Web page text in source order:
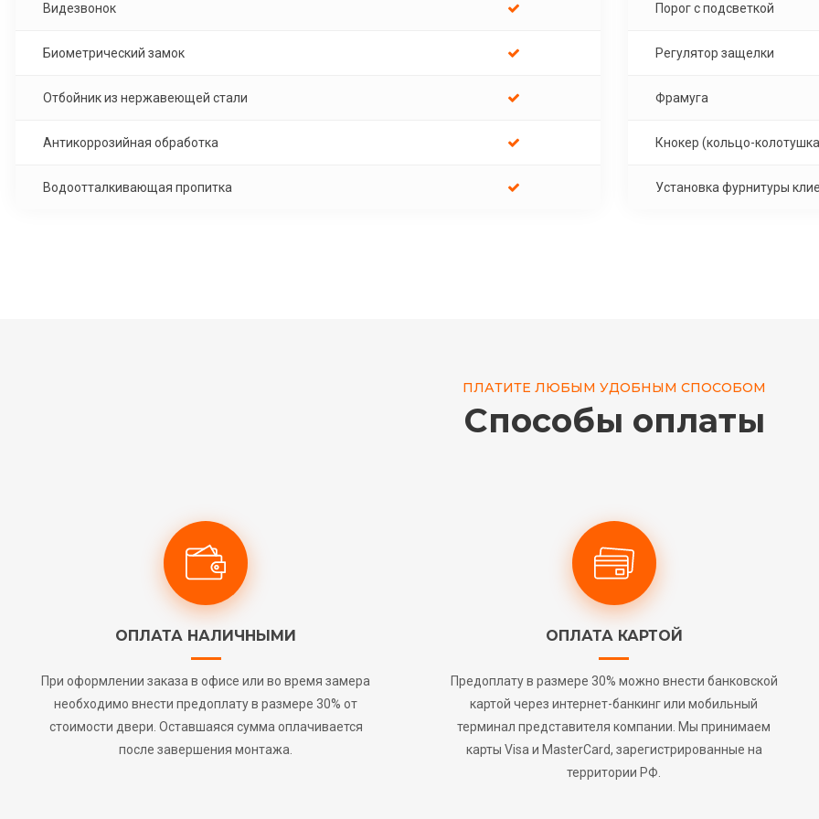
Видезвонок
Биометрический замок
Отбойник из нержавеющей стали
Антикоррозийная обработка
Водоотталкивающая пропитка
Порог с подсветкой
Регулятор защелки
Фрамуга
Кнокер (кольцо-
Установка фурнитуры
ПЛАТИТЕ ЛЮБЫМ УДОБНЫМ СПОСОБОМ
Способы оплаты
ОПЛАТА НАЛИЧНЫМИ
При оформлении заказа в офисе или во время замера
необходимо внести предоплату в размере 30% от
стоимости двери. Оставшаяся сумма оплачивается
после завершения монтажа.
ОПЛАТА КАРТОЙ
Предоплату в размере 30% можно внести банковской
картой через интернет-банкинг или мобильный
терминал представителя компании. Мы принимаем
карты Visa и MasterCard, зарегистрированные на
территории РФ.